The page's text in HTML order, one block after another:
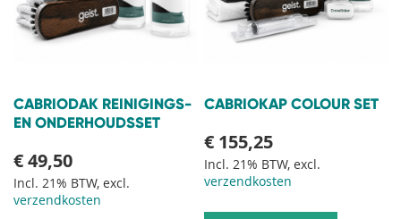
CABRIODAK REINIGINGS-
EN ONDERHOUDSSET
€ 49,50
Incl. 21% BTW, excl.
verzendkosten
CABRIOKAP COLOUR SET
€ 155,25
Incl. 21% BTW, excl.
verzendkosten